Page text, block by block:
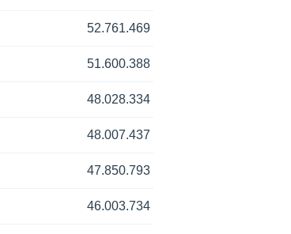
52.761.469
51.600.388
48.028.334
48.007.437
47.850.793
46.003.734